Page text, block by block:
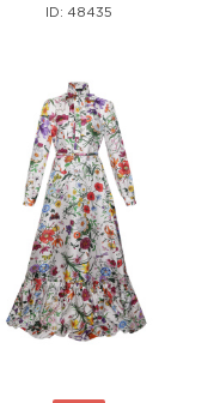
ID: 48435